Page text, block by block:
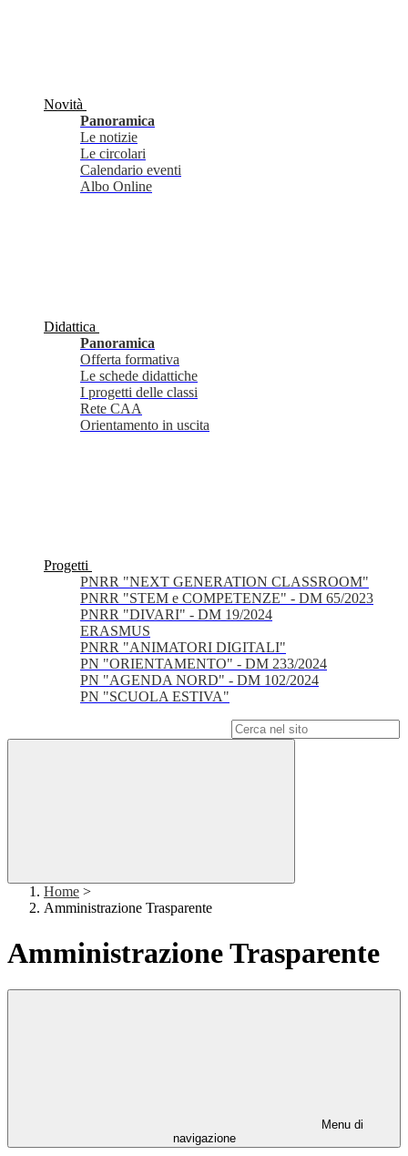
Novità
Panoramica
Le notizie
Le circolari
Calendario eventi
Albo Online
Didattica
Panoramica
Offerta formativa
Le schede didattiche
I progetti delle classi
Rete CAA
Orientamento in uscita
Progetti
PNRR "NEXT GENERATION CLASSROOM"
PNRR "STEM e COMPETENZE" - DM 65/2023
PNRR "DIVARI" - DM 19/2024
ERASMUS
PNRR "ANIMATORI DIGITALI"
PN "ORIENTAMENTO" - DM 233/2024
PN "AGENDA NORD" - DM 102/2024
PN "SCUOLA ESTIVA"
Home >
Amministrazione Trasparente
Amministrazione Trasparente
Menu di
navigazione